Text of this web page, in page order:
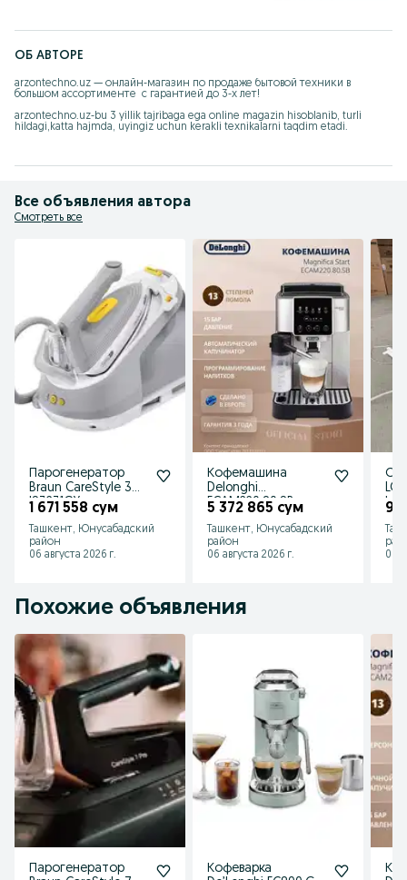
ОБ АВТОРЕ
arzontechno.uz — онлайн-магазин по продаже бытовой техники в
большом ассортименте  с гарантией до 3-х лет!
arzontechno.uz-bu 3 yillik tajribaga ega online magazin hisoblanib, turli
hildagi,katta hajmda, uyingiz uchun kerakli texnikalarni taqdim etadi.
Все объявления автора
Смотреть все
Парогенератор
Braun CareStyle 3
IS3231GY
1 671 558 сум
Ташкент, Юнусабадский
район
06 августа 2026 г.
Кофемашина
Delonghi
ECAM220.80.SB
Magnifica Start
5 372 865 сум
Ташкент, Юнусабадский
район
06 августа 2026 г.
LG
9
06
Похожие объявления
Парогенератор
Кофеварка